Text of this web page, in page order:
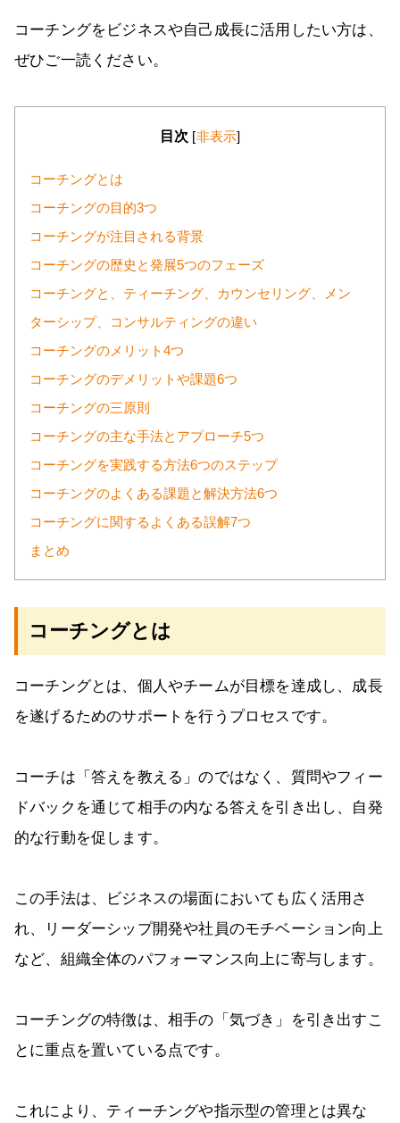
コーチングをビジネスや自己成長に活用したい方は、
ぜひご一読ください。
目次 [非表示]
コーチングとは
コーチングの目的3つ
コーチングが注目される背景
コーチングの歴史と発展5つのフェーズ
コーチングと、ティーチング、カウンセリング、メン
ターシップ、コンサルティングの違い
コーチングのメリット4つ
コーチングのデメリットや課題6つ
コーチングの三原則
コーチングの主な手法とアプローチ5つ
コーチングを実践する方法6つのステップ
コーチングのよくある課題と解決方法6つ
コーチングに関するよくある誤解7つ
まとめ
コーチングとは
コーチングとは、個人やチームが目標を達成し、成長
を遂げるためのサポートを行うプロセスです。
コーチは「答えを教える」のではなく、質問やフィー
ドバックを通じて相手の内なる答えを引き出し、自発
的な行動を促します。
この手法は、ビジネスの場面においても広く活用さ
れ、リーダーシップ開発や社員のモチベーション向上
など、組織全体のパフォーマンス向上に寄与します。
コーチングの特徴は、相手の「気づき」を引き出すこ
とに重点を置いている点です。
これにより、ティーチングや指示型の管理とは異な